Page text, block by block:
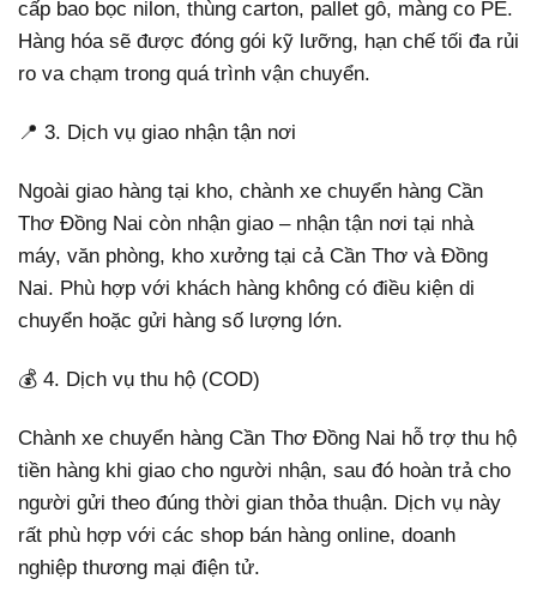
cấp bao bọc nilon, thùng carton, pallet gỗ, màng co PE.
Hàng hóa sẽ được đóng gói kỹ lưỡng, hạn chế tối đa rủi
ro va chạm trong quá trình vận chuyển.
📍 3. Dịch vụ giao nhận tận nơi
Ngoài giao hàng tại kho, chành xe chuyển hàng Cần
Thơ Đồng Nai còn nhận giao – nhận tận nơi tại nhà
máy, văn phòng, kho xưởng tại cả Cần Thơ và Đồng
Nai. Phù hợp với khách hàng không có điều kiện di
chuyển hoặc gửi hàng số lượng lớn.
💰 4. Dịch vụ thu hộ (COD)
Chành xe chuyển hàng Cần Thơ Đồng Nai hỗ trợ thu hộ
tiền hàng khi giao cho người nhận, sau đó hoàn trả cho
người gửi theo đúng thời gian thỏa thuận. Dịch vụ này
rất phù hợp với các shop bán hàng online, doanh
nghiệp thương mại điện tử.